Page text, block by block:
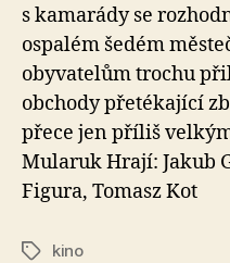
s kamarády se
ospalém šedém
obyvatelům trochu
obchody přetékající
přece jen příliš
Mularuk Hrají: Jakub
Figura, Tomasz Kot
Štítkykino